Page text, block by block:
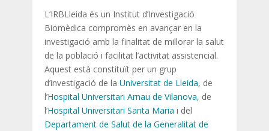
L’IRBLleida és un Institut d’Investigació
Biomèdica compromès en avançar en la
investigació amb la finalitat de millorar la salut
de la població i facilitat l’activitat assistencial.
Aquest està constituït per un grup
d’investigació de la Universitat de Lleida, de
l’Hospital Universitari Arnau de Vilanova, de
l’Hospital Universitari Santa Maria i del
Departament de Salut de la Generalitat de